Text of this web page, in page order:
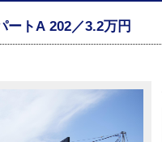
ートA 202／3.2万円